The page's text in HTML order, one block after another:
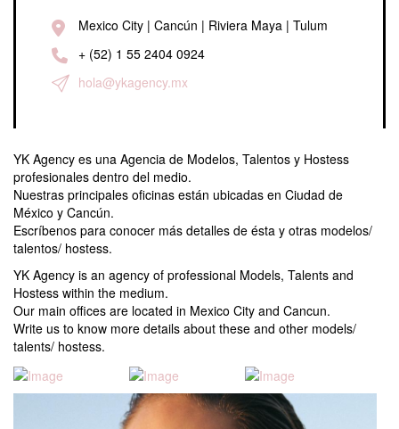
Mexico City | Cancún | Riviera Maya | Tulum
+ (52) 1 55 2404 0924
hola@ykagency.mx
YK Agency es una Agencia de Modelos, Talentos y Hostess
profesionales dentro del medio.
Nuestras principales oficinas están ubicadas en Ciudad de
México y Cancún.
Escríbenos para conocer más detalles de ésta y otras modelos/
talentos/ hostess.
YK Agency is an agency of professional Models, Talents and
Hostess within the medium.
Our main offices are located in Mexico City and Cancun.
Write us to know more details about these and other models/
talents/ hostess.